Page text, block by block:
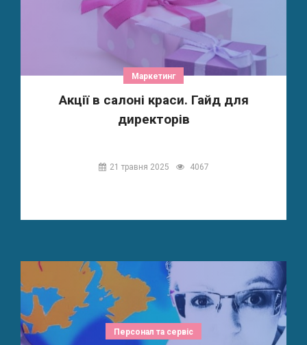
Маркетинг
Акції в салоні краси. Гайд для
директорів
21 травня 2025 4067
Персонал та сервіс